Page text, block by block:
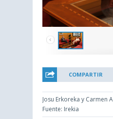
COMPARTIR
Josu Erkoreka y Carmen
Fuente: Irekia